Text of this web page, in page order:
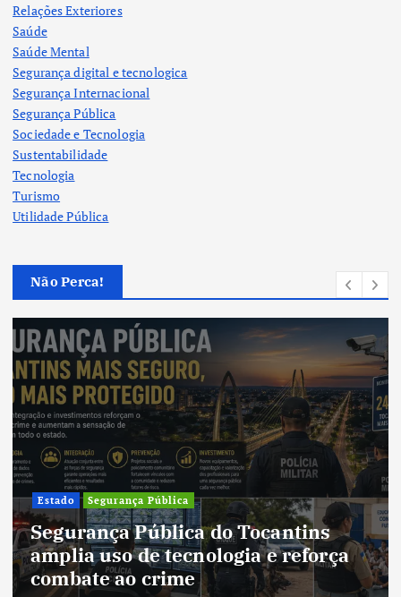
Relações Exteriores
Saúde
Saúde Mental
Segurança digital e tecnologica
Segurança Internacional
Segurança Pública
Sociedade e Tecnologia
Sustentabilidade
Tecnologia
Turismo
Utilidade Pública
Não Perca!
Cultura
Cultura do Tocantins preserva
tradições e fortalece identidade de
um estado em constante
transformação